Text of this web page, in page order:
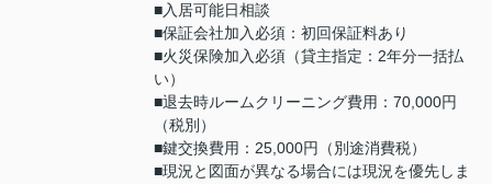
■入居可能日相談
■保証会社加入必須：初回保証料あり
■火災保険加入必須（貸主指定：2年分一括払
い）
■退去時ルームクリーニング費用：70,000円
（税別）
■鍵交換費用：25,000円（別途消費税）
■現況と図面が異なる場合には現況を優先しま